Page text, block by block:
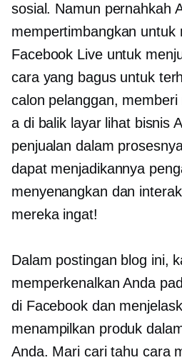
sosial. Namun pernahkah
mempertimbangkan untuk
Facebook Live untuk
cara yang bagus untuk
calon pelanggan, memberi
a di balik layarlihat bisnis
penjualan dalam
dapat menjadikannya
menyenangkan dan
mereka ingat!
Dalam postingan blog ini,
memperkenalkan Anda
di Facebook dan
menampilkan produk
Anda. Mari cari tahu cara